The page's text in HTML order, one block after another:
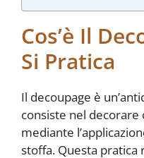
Cos’è Il
Si Pratica
Il decoupage è
consiste nel
mediante
stoffa. Questa pratica